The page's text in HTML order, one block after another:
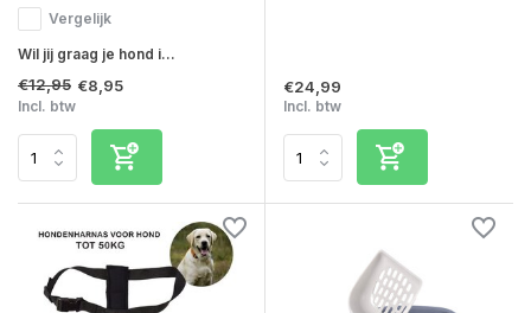
Vergelijk
Wil jij graag je hond i...
€12,95 €8,95
Incl. btw
€24,99
Incl. btw